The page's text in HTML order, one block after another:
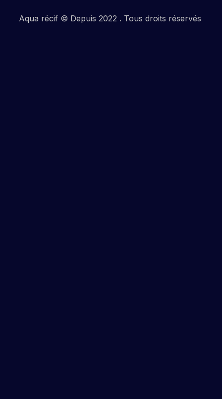
Aqua récif © Depuis 2022 . Tous droits réservés